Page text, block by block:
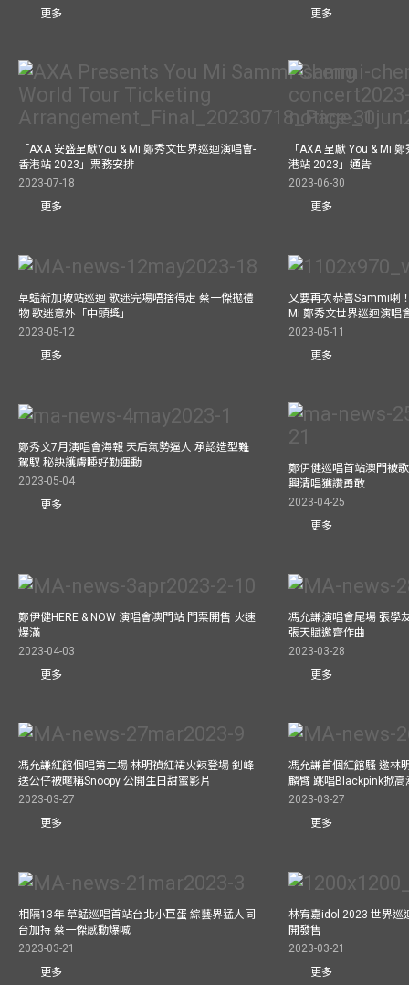
更多
更多
「AXA 安盛呈獻You & Mi 鄭秀文世界巡迴演唱會-
香港站 2023」票務安排
2023-07-18
更多
「AXA 呈獻 You & Mi
港站 2023」通告
2023-06-30
更多
草蜢新加坡站巡迴 歌迷完場唔捨得走 蔡一傑拋禮
物 歌迷意外「中頭獎」
2023-05-12
更多
又要再次恭喜Sammi喇
Mi 鄭秀文世界巡迴演唱
2023-05-11
更多
鄭秀文7月演唱會海報 天后氣勢逼人 承認造型難
駕馭 秘訣護膚睡好勤運動
2023-05-04
更多
鄭伊健巡唱首站澳門被
興清唱獲讚勇敢
2023-04-25
更多
鄭伊健HERE & NOW 演唱會澳門站 門票開售 火速
爆滿
2023-04-03
更多
馮允謙演唱會尾場 張學
張天賦邀齊作曲
2023-03-28
更多
馮允謙紅館個唱第二場 林明禎紅裙火辣登場 釗峰
送公仔被暱稱Snoopy 公開生日甜蜜影片
2023-03-27
更多
馮允謙首個紅館騷 邀林
麟臂 跳唱Blackpink掀高
2023-03-27
更多
相隔13年 草蜢巡唱首站台北小巨蛋 綜藝界猛人同
台加持 蔡一傑感動爆喊
2023-03-21
更多
林宥嘉idol 2023 世界巡
開發售
2023-03-21
更多